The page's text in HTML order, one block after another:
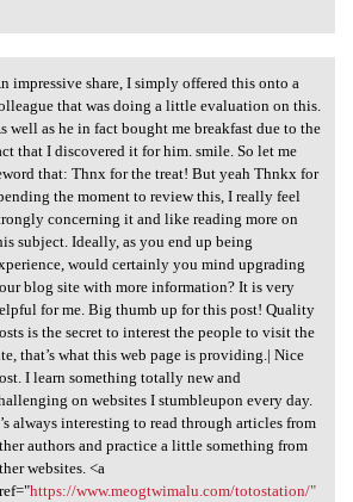
share, I simply
impressive share, I simply offered this onto a
that was doing a little evaluation on this.
well as he in fact bought me breakfast due to the
that I discovered it for him. smile. So let me
that: Thnx for the treat! But yeah Thnkx for
the moment to review this, I really feel
concerning it and like reading more on
subject. Ideally, as you end up being
would certainly you mind upgrading
blog site with more information? It is very
for me. Big thumb up for this post! Quality
is the secret to interest the people to visit the
that’s what this web page is providing.| Nice
I learn something totally new and
on websites I stumbleupon every day.
always interesting to read through articles from
authors and practice a little something from
websites. <a
https://www.meogtwimalu.com/totostation/"